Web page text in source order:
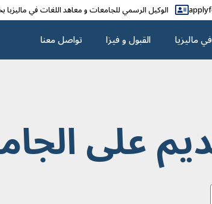
الوکیل الرسمي للجامعات و معاهد اللغات في مالیزیا بخبرة
ماليزيا القبول و فیزا تواصل معنا
على